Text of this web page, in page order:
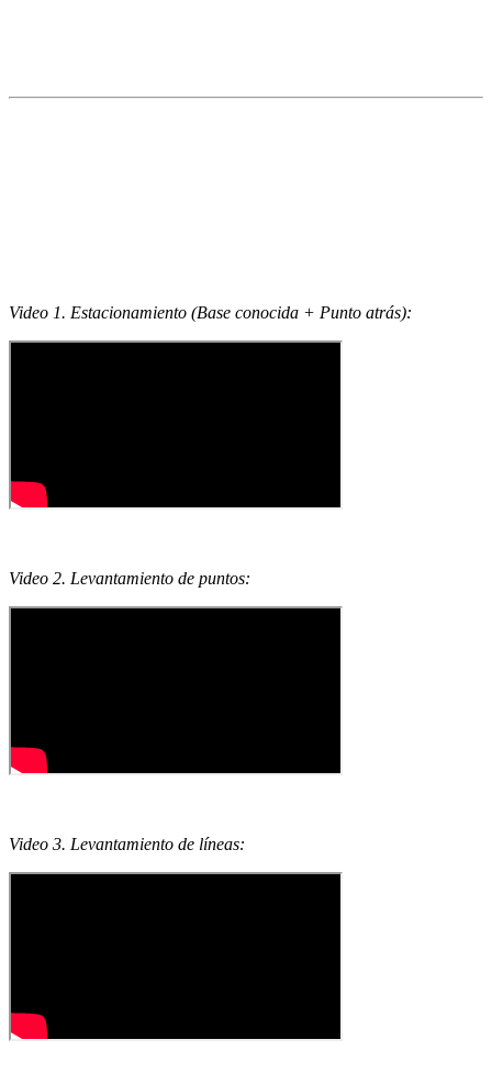
Video 1. Estacionamiento (Base conocida + Punto atrás):
Video 2. Levantamiento de puntos:
Video 3. Levantamiento de líneas: